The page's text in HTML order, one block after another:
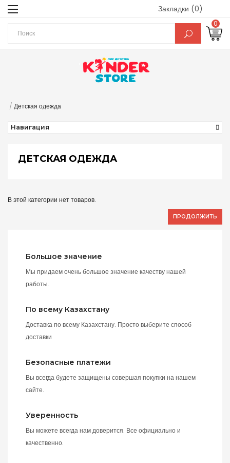
Закладки (0)
0
Детская одежда
Навигация
ДЕТСКАЯ ОДЕЖДА
В этой категории нет товаров.
ПРОДОЛЖИТЬ
Большое значение
Мы придаем очень большое значение качеству нашей
работы.
По всему Казахстану
Доставка по всему Казахстану. Просто выберите способ
доставки
Безопасные платежи
Вы всегда будете защищены совершая покупки на нашем
сайте.
Уверенность
Вы можете всегда нам доверится. Все официально и
качественно.